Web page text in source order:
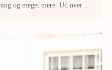
og meget mere. Ud over at